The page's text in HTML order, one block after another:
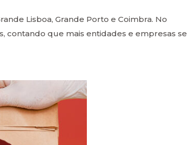
Lisboa, Grande Porto e Coimbra. No
contando que mais entidades e empresas se